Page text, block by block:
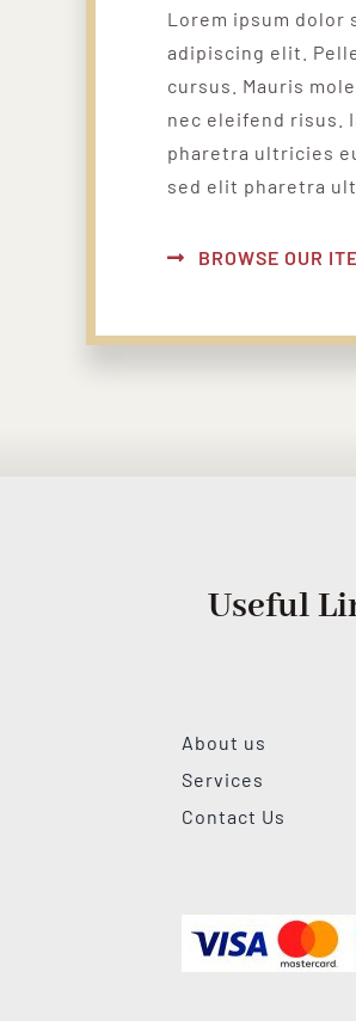
Lorem ipsum dolor
adipiscing elit.
cursus. Mauris
nec eleifend risus.
pharetra ultricies
sed elit pharetra
BROWSE OUR
Useful
About us
Services
Contact Us